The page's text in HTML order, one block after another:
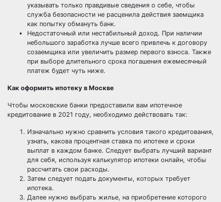
указывать только правдивые сведения о себе, чтобы
служба безопасности не расценила действия заемщика
как попытку обмануть банк.
Недостаточный или нестабильный доход. При наличии
небольшого заработка лучше всего привлечь к договору
созаемщика или увеличить размер первого взноса. Также
при выборе длительного срока погашения ежемесячный
платеж будет чуть ниже.
Как оформить ипотеку в Москве
Чтобы московские банки предоставили вам ипотечное
кредитование в 2021 году, необходимо действовать так:
Изначально нужно сравнить условия такого кредитования,
узнать, какова процентная ставка по ипотеке и сроки
выплат в каждом банке. Следует выбрать лучший вариант
для себя, используя калькулятор ипотеки онлайн, чтобы
рассчитать свои расходы.
Затем следует подать документы, которых требует
ипотека.
Далее нужно выбрать жилье, на приобретение которого